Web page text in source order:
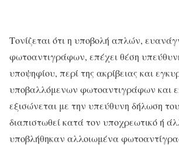
Τονίζεται ότι η υποβολή απλών,
φωτοαντιγράφων, επέχει θέση
υποψηφίου, περί της ακρίβειας και
υποβαλλόμενων φωτοαντιγράφων και
εξισώνεται με την υπεύθυνη δήλωση
διαπιστωθεί κατά τον υποχρεωτικό ή
υποβλήθηκαν αλλοιωμένα